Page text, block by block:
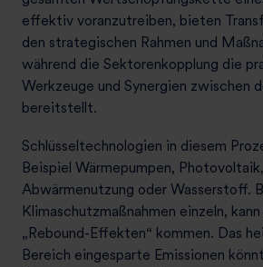
effektiv voranzutreiben, bieten
den strategischen Rahmen und
während die Sektorenkopplung die
Werkzeuge und Synergien zwischen
bereitstellt.
Schlüsseltechnologien in diesem
Beispiel Wärmepumpen,
Abwärmenutzung oder Wasserstoff.
Klimaschutzmaßnahmen einzeln,
„Rebound-Effekten“ kommen. Das
Bereich eingesparte Emissionen